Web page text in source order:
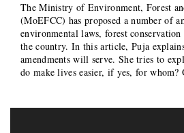
The Ministry of Environment, Forest
(MoEFCC) has proposed a number of
environmental laws, forest
the country. In this article, Puja
amendments will serve. She tries to
do make lives easier, if yes, for